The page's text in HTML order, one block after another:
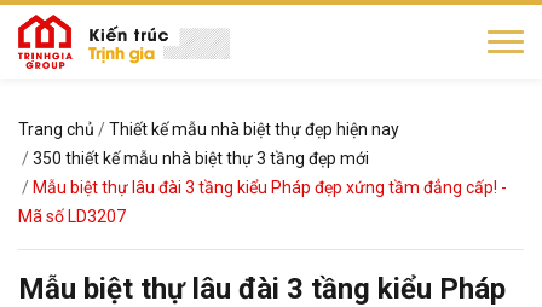
Trang chủ
Thiết kế mẫu nhà biệt thự đẹp hiện nay
350 thiết kế mẫu nhà biệt thự 3 tầng đẹp mới
Mẫu biệt thự lâu đài 3 tầng kiểu Pháp đẹp xứng tầm đẳng cấp! -
Mã số LD3207
Mẫu biệt thự lâu đài 3 tầng kiểu Pháp